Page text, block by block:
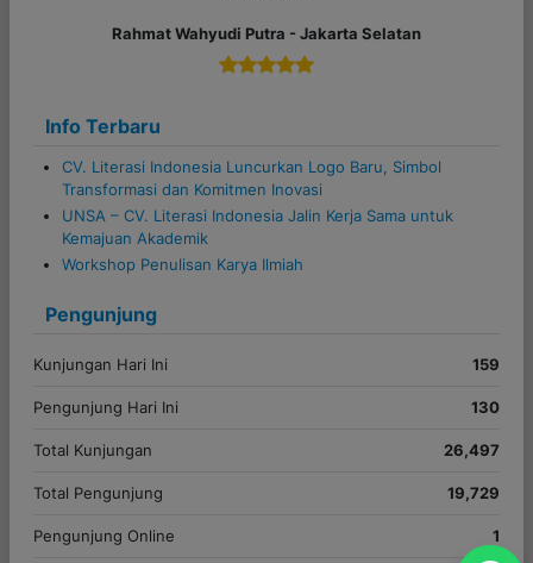
Info Terbaru
CV. Literasi Indonesia Luncurkan Logo Baru, Simbol
Transformasi dan Komitmen Inovasi
UNSA – CV. Literasi Indonesia Jalin Kerja Sama untuk
Kemajuan Akademik
Workshop Penulisan Karya Ilmiah
Pengunjung
Kunjungan Hari Ini 159
Pengunjung Hari Ini 130
Total Kunjungan 26,497
Total Pengunjung 19,729
Pengunjung Online 1